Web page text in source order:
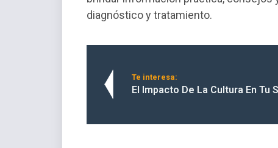
diagnóstico y tratamiento.
Te interesa:
El Impacto De La Cultura En Tu